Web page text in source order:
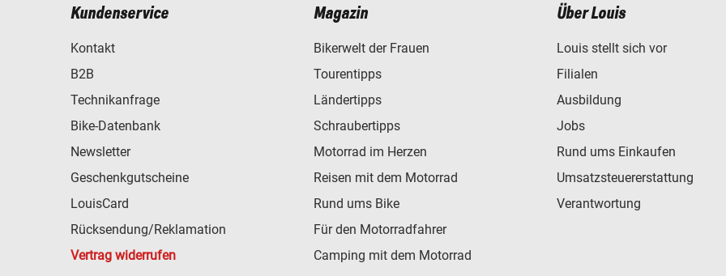
Kundenservice
Kontakt
B2B
Technikanfrage
Bike-Datenbank
Newsletter
Geschenkgutscheine
LouisCard
Rücksendung/Reklamation
Vertrag widerrufen
Magazin
Bikerwelt der Frauen
Tourentipps
Ländertipps
Schraubertipps
Motorrad im Herzen
Reisen mit dem Motorrad
Rund ums Bike
Für den Motorradfahrer
Camping mit dem Motorrad
Über Louis
Louis stellt sich vor
Filialen
Ausbildung
Jobs
Rund ums Einkaufen
Umsatzsteuererstattung
Verantwortung